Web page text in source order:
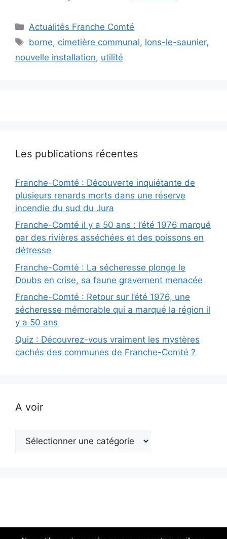
Catégories
Actualités Franche Comté
Étiquettes
borne, cimetière communal, lons-le-saunier,
nouvelle installation, utilité
Les publications récentes
Franche-Comté : Découverte inquiétante de
plusieurs renards morts dans une réserve
incendie du sud du Jura
Franche-Comté il y a 50 ans : l’été 1976 marqué
par des rivières asséchées et des poissons en
détresse
Franche-Comté : La sécheresse plonge le
Doubs en crise, sa faune gravement menacée
Franche-Comté : Retour sur l’été 1976, une
sécheresse mémorable qui a marqué la région il
y a 50 ans
Quiz : Découvrez-vous vraiment les mystères
cachés des communes de Franche-Comté ?
A voir
voir